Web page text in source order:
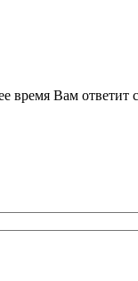
время Вам ответит